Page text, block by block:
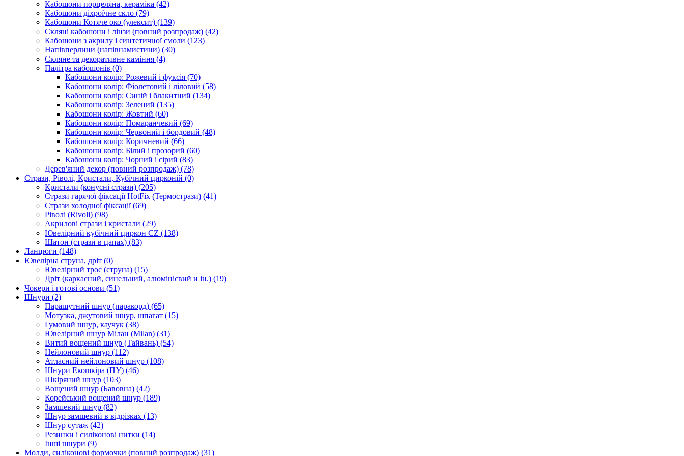
Кабошони порцеляна, кераміка (42)
Кабошони діхроїчне скло (79)
Кабошони Котяче око (улексит) (139)
Скляні кабошони і лінзи (повний розпродаж) (42)
Кабошони з акрилу і синтетичної смоли (123)
Напівперлини (напівнамистини) (30)
Скляне та декоративне каміння (4)
Палітра кабошонів (0)
Кабошони колір: Рожевий і фуксія (70)
Кабошони колір: Фіолетовий і ліловий (58)
Кабошони колір: Синій і блакитний (134)
Кабошони колір: Зелений (135)
Кабошони колір: Жовтий (60)
Кабошони колір: Помаранчевий (69)
Кабошони колір: Червоний і бордовий (48)
Кабошони колір: Коричневий (66)
Кабошони колір: Білий і прозорий (60)
Кабошони колір: Чорний і сірий (83)
Дерев'яний декор (повний розпродаж) (78)
Стрази, Ріволі, Кристали, Кубічний цирконій (0)
Кристали (конусні стрази) (205)
Стрази гарячої фіксації HotFix (Термострази) (41)
Стрази холодної фіксації(69)
Ріволі (Rivoli) (98)
Акрилові стрази і кристали (29)
Ювелірний кубічний циркон CZ (138)
Шатон (стрази в цапах) (83)
Ланцюги (148)
Ювелірна струна, дріт (0)
Ювелірний трос (струна) (15)
Дріт (каркасний, синельний, алюмінієвий и ін.) (19)
Чокери і готові основи (51)
Шнури (2)
Парашутний шнур (паракорд) (65)
Мотузка, джутовий шнур, шпагат (15)
Гумовий шнур, каучук (38)
Ювелірний шнур Мілан (Milan) (31)
Витий вощений шнур (Тайвань) (54)
Нейлоновий шнур (112)
Атласний нейлоновий шнур (108)
Шнури Екошкіра (ПУ) (46)
Шкіряний шнур (103)
Вощений шнур (Бавовна) (42)
Корейський вощений шнур (189)
Замшевий шнур (82)
Шнур замшевий в відрізках (13)
Шнур сутаж (42)
Резинки і силіконові нитки (14)
Інші шнури (9)
Молди, силіконові формочки (повний розпродаж) (31)